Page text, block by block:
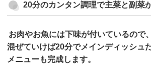
20分のカンタン調理で主菜と副菜
お肉やお魚には下味が付いているので
混ぜていけば20分でメインディッシュ
メニューも完成します。